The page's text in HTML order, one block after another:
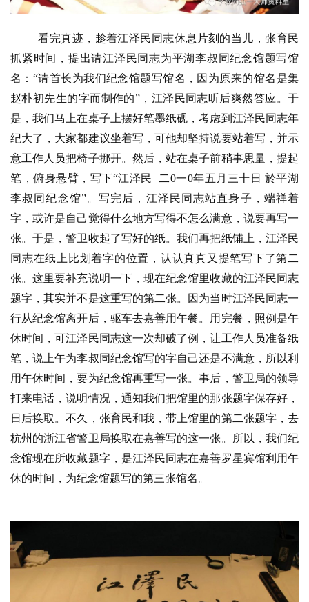
看完真迹，趁着江泽民同志休息片刻的当儿，张育民
抓紧时间，提出请江泽民同志为平湖李叔同纪念馆题写馆
名：“请首长为我们纪念馆题写馆名，因为原来的馆名是集
赵朴初先生的字而制作的”，江泽民同志听后爽然答应。于
是，我们马上在桌子上摆好笔墨纸砚，考虑到江泽民同志年
纪大了，大家都建议坐着写，可他却坚持说要站着写，并示
意工作人员把椅子挪开。然后，站在桌子前稍事思量，提起
笔，俯身悬臂，写下“江泽民  二0一0年五月三十日 於平湖
李叔同纪念馆”。写完后，江泽民同志站直身子，端祥着
字，或许是自己觉得什么地方写得不怎么满意，说要再写一
张。于是，警卫收起了写好的纸。我们再把纸铺上，江泽民
同志在纸上比划着字的位置，认认真真又提笔写下了第二
张。这里要补充说明一下，现在纪念馆里收藏的江泽民同志
题字，其实并不是这重写的第二张。因为当时江泽民同志一
行从纪念馆离开后，驱车去嘉善用午餐。用完餐，照例是午
休时间，可江泽民同志这一次却破了例，让工作人员准备纸
笔，说上午为李叔同纪念馆写的字自己还是不满意，所以利
用午休时间，要为纪念馆再重写一张。事后，警卫局的领导
打来电话，说明情况，通知我们把馆里的那张题字保存好，
日后换取。不久，张育民和我，带上馆里的第二张题字，去
杭州的浙江省警卫局换取在嘉善写的这一张。所以，我们纪
念馆现在所收藏题字，是江泽民同志在嘉善罗星宾馆利用午
休的时间，为纪念馆题写的第三张馆名。